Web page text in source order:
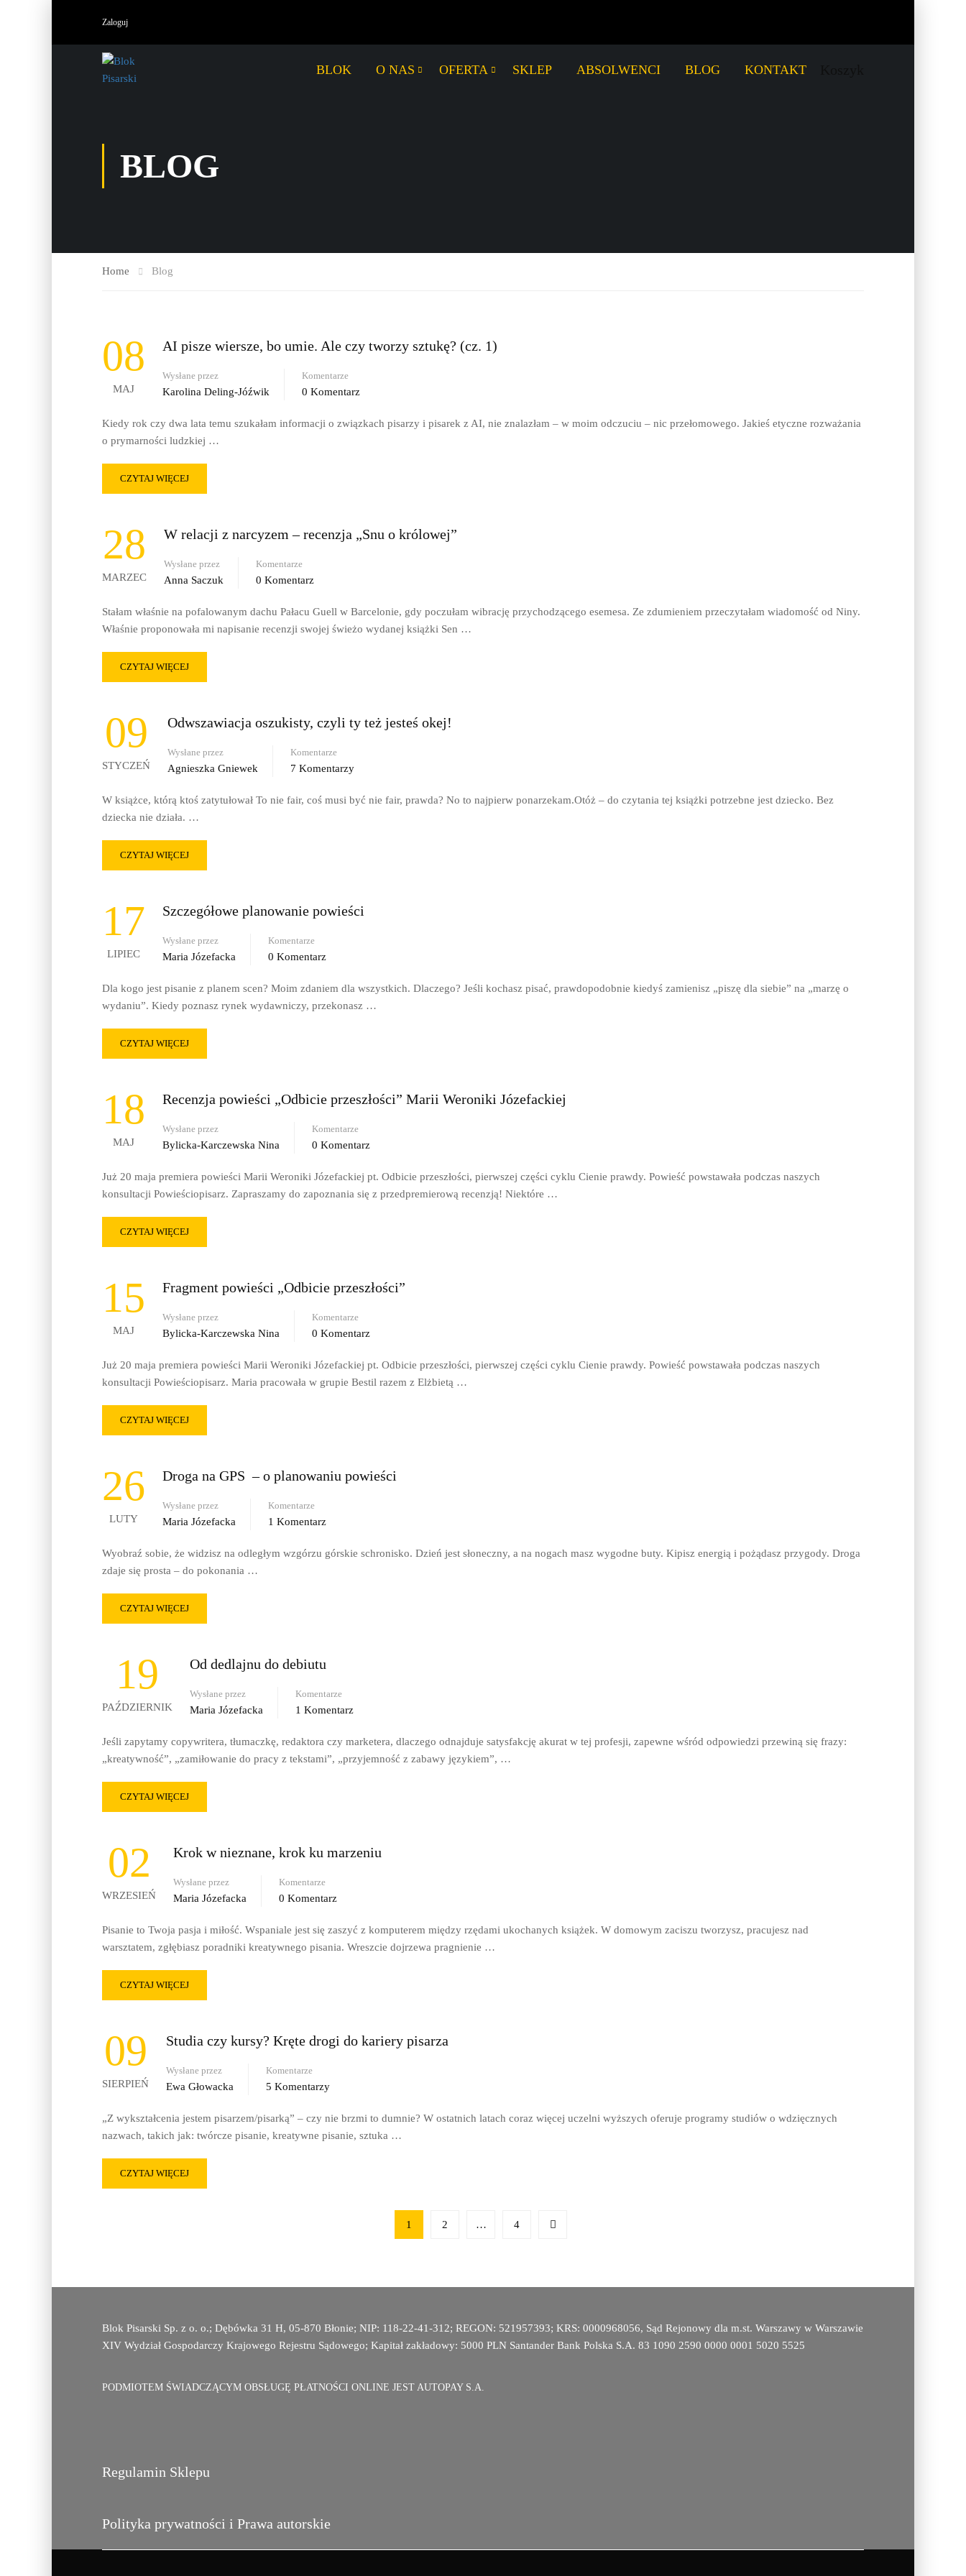
Zaloguj
BLOK O NAS OFERTA SKLEP ABSOLWENCI BLOG KONTAKT
BLOG
Home Blog
08
MAJ
AI pisze wiersze, bo umie. Ale czy tworzy sztukę? (cz. 1)
Wysłane przez
Karolina Deling-Jóźwik
Komentarze
0 Komentarz
Kiedy rok czy dwa lata temu szukałam informacji o związkach pisarzy i pisarek z AI, nie znalazłam – w moim odczuciu – nic przełomowego. Jakieś etyczne rozważania
o prymarności ludzkiej …
CZYTAJ WIĘCEJ
28
MARZEC
W relacji z narcyzem – recenzja „Snu o królowej”
Wysłane przez
Anna Saczuk
Komentarze
0 Komentarz
Stałam właśnie na pofalowanym dachu Pałacu Guell w Barcelonie, gdy poczułam wibrację przychodzącego esemesa. Ze zdumieniem przeczytałam wiadomość od Niny.
Właśnie proponowała mi napisanie recenzji swojej świeżo wydanej książki Sen …
CZYTAJ WIĘCEJ
09
STYCZEŃ
Odwszawiacja oszukisty, czyli ty też jesteś okej!
Wysłane przez
Agnieszka Gniewek
Komentarze
7 Komentarzy
W książce, którą ktoś zatytułował To nie fair, coś musi być nie fair, prawda? No to najpierw ponarzekam.Otóż – do czytania tej książki potrzebne jest dziecko. Bez
dziecka nie działa. …
CZYTAJ WIĘCEJ
17
LIPIEC
Szczegółowe planowanie powieści
Wysłane przez
Maria Józefacka
Komentarze
0 Komentarz
Dla kogo jest pisanie z planem scen? Moim zdaniem dla wszystkich. Dlaczego? Jeśli kochasz pisać, prawdopodobnie kiedyś zamienisz „piszę dla siebie” na „marzę o
wydaniu”. Kiedy poznasz rynek wydawniczy, przekonasz …
CZYTAJ WIĘCEJ
18
MAJ
Recenzja powieści „Odbicie przeszłości” Marii Weroniki Józefackiej
Wysłane przez
Bylicka-Karczewska Nina
Komentarze
0 Komentarz
Już 20 maja premiera powieści Marii Weroniki Józefackiej pt. Odbicie przeszłości, pierwszej części cyklu Cienie prawdy. Powieść powstawała podczas naszych
konsultacji Powieściopisarz. Zapraszamy do zapoznania się z przedpremierową recenzją! Niektóre …
CZYTAJ WIĘCEJ
15
MAJ
Fragment powieści „Odbicie przeszłości”
Wysłane przez
Bylicka-Karczewska Nina
Komentarze
0 Komentarz
Już 20 maja premiera powieści Marii Weroniki Józefackiej pt. Odbicie przeszłości, pierwszej części cyklu Cienie prawdy. Powieść powstawała podczas naszych
konsultacji Powieściopisarz. Maria pracowała w grupie Bestil razem z Elżbietą …
CZYTAJ WIĘCEJ
26
LUTY
Droga na GPS – o planowaniu powieści
Wysłane przez
Maria Józefacka
Komentarze
1 Komentarz
Wyobraź sobie, że widzisz na odległym wzgórzu górskie schronisko. Dzień jest słoneczny, a na nogach masz wygodne buty. Kipisz energią i pożądasz przygody. Droga
zdaje się prosta – do pokonania …
CZYTAJ WIĘCEJ
19
PAŹDZIERNIK
Od dedlajnu do debiutu
Wysłane przez
Maria Józefacka
Komentarze
1 Komentarz
Jeśli zapytamy copywritera, tłumaczkę, redaktora czy marketera, dlaczego odnajduje satysfakcję akurat w tej profesji, zapewne wśród odpowiedzi przewiną się frazy:
„kreatywność”, „zamiłowanie do pracy z tekstami”, „przyjemność z zabawy językiem”, …
CZYTAJ WIĘCEJ
02
WRZESIEŃ
Krok w nieznane, krok ku marzeniu
Wysłane przez
Maria Józefacka
Komentarze
0 Komentarz
Pisanie to Twoja pasja i miłość. Wspaniale jest się zaszyć z komputerem między rzędami ukochanych książek. W domowym zaciszu tworzysz, pracujesz nad
warsztatem, zgłębiasz poradniki kreatywnego pisania. Wreszcie dojrzewa pragnienie …
CZYTAJ WIĘCEJ
09
SIERPIEŃ
Studia czy kursy? Kręte drogi do kariery pisarza
Wysłane przez
Ewa Głowacka
Komentarze
5 Komentarzy
„Z wykształcenia jestem pisarzem/pisarką” – czy nie brzmi to dumnie? W ostatnich latach coraz więcej uczelni wyższych oferuje programy studiów o wdzięcznych
nazwach, takich jak: twórcze pisanie, kreatywne pisanie, sztuka …
CZYTAJ WIĘCEJ
1 2 … 4
Blok Pisarski Sp. z o. o.; Dębówka 31 H, 05-870 Błonie; NIP: 118-22-41-312; REGON: 521957393; KRS: 0000968056, Sąd Rejonowy dla m.st. Warszawy w Warszawie
XIV Wydział Gospodarczy Krajowego Rejestru Sądowego; Kapitał zakładowy: 5000 PLN Santander Bank Polska S.A. 83 1090 2590 0000 0001 5020 5525
PODMIOTEM ŚWIADCZĄCYM OBSŁUGĘ PŁATNOŚCI ONLINE JEST AUTOPAY S.A.
Regulamin Sklepu
Polityka prywatności i Prawa autorskie